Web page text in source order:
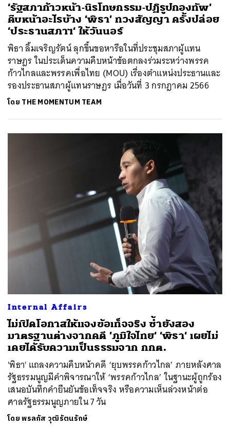
‘รัฐสภาก้าวหน้า-นิรโทษกรรม-ปฏิรูปกองทัพ’
คืบหน้าอะไรบ้าง ‘พิธา’ ทวงสัญญา ครั้งปล่อย
‘ประธานสภาฯ‘ ให้วันนอร์
พิธา ลิ้มเจริญรัตน์ ลุกขึ้นขอหารือในที่ประชุมสภาผู้แทน
ราษฎร ในประเด็นความคืบหน้าข้อตกลงร่วมระหว่างพรรค
ก้าวไกลและพรรคเพื่อไทย (MOU) เรื่องตำแหน่งประธานและ
รองประธานสภาผู้แทนราษฎร เมื่อวันที่ 3 กรกฎาคม 2566
โดย THE MOMENTUM TEAM
Internal Affairs
ไม่เปิดโอกาสให้แจงข้อเท็จจริง ซ้ำยังสอง
มาตรฐานต่างจากคดี ’ภูมิใจไทย‘ ‘พิธา‘ เผยไม่
เคยได้รับความเป็นธรรมจาก กกต.
'พิธา' แถลงความคืบหน้าคดี ‘ยุบพรรคก้าวไกล’ ภายหลังศาล
รัฐธรรมนูญมีคำพิจารณาให้ ‘พรรคก้าวไกล’ ในฐานะผู้ถูกร้อง
เสนอบันทึกคำยืนยันข้อเท็จจริง หรือความเห็นล่วงหน้าต่อ
ศาลรัฐธรรมนูญภายใน 7 วัน
โดยพรลภัส วุฒิรัตนรักษ์